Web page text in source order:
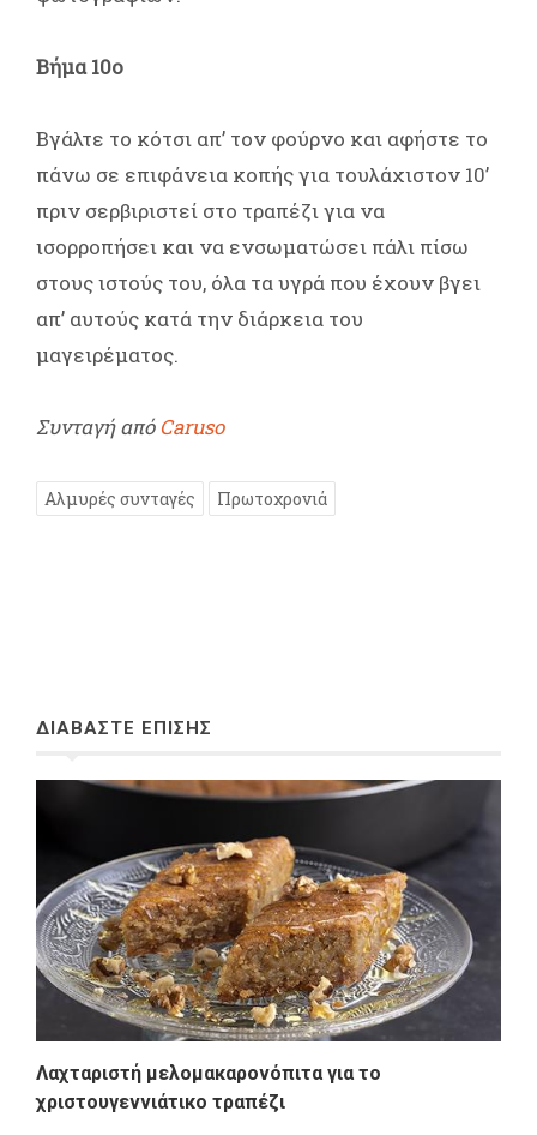
Βήμα 10ο
Βγάλτε το κότσι απ’ τον φούρνο και αφήστε το
πάνω σε επιφάνεια κοπής για τουλάχιστον 10’
πριν σερβιριστεί στο τραπέζι για να
ισορροπήσει και να ενσωματώσει πάλι πίσω
στους ιστούς του, όλα τα υγρά που έχουν βγει
απ’ αυτούς κατά την διάρκεια του
μαγειρέματος.
Συνταγή από Caruso
Αλμυρές συνταγές Πρωτοχρονιά
ΔΙΑΒΑΣΤΕ ΕΠΙΣΗΣ
Λαχταριστή μελομακαρονόπιτα για το
χριστουγεννιάτικο τραπέζι